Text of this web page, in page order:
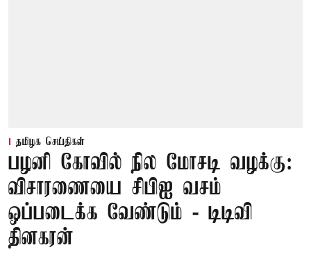
தமிழக செய்திகள்
பழனி கோவில் நில மோசடி வழக்கு:
விசாரணையை சிபிஐ வசம்
ஒப்படைக்க வேண்டும் - டிடிவி
தினகரன்